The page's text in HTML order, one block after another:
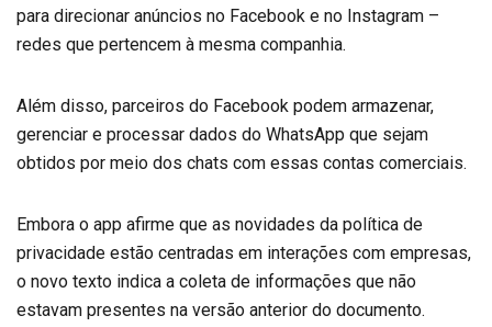
para direcionar anúncios no Facebook e no Instagram –
redes que pertencem à mesma companhia.
Além disso, parceiros do Facebook podem armazenar,
gerenciar e processar dados do WhatsApp que sejam
obtidos por meio dos chats com essas contas comerciais.
Embora o app afirme que as novidades da política de
privacidade estão centradas em interações com empresas,
o novo texto indica a coleta de informações que não
estavam presentes na versão anterior do documento.